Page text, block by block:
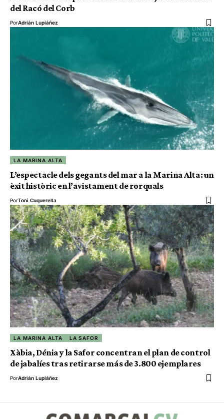
del Racó del Corb
PorAdrián Lupiáñez
LA MARINA ALTA
L’espectacle dels gegants del mar a la Marina Alta: un
èxit històric en l’avistament de rorquals
PorToni Cuquerella
LA MARINA ALTA LA SAFOR
Xàbia, Dénia y la Safor concentran el plan de control
de jabalíes tras retirarse más de 3.800 ejemplares
PorAdrián Lupiáñez